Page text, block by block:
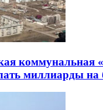
коммунальная
миллиарды на